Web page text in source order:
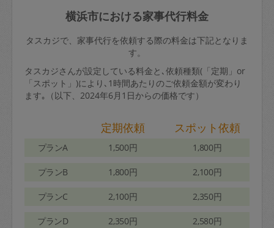
横浜市における家事代行料金
タスカジで、家事代行を依頼する際の料金は下記となりま
す。
タスカジさんが設定している料金と､依頼種類(「定期」or
「スポット」)により､1時間あたりのご依頼金額が変わり
ます｡（以下、2024年6月1日からの価格です）
定期依頼 スポット依頼
プランA 1,500円 1,800円
プランB 1,800円 2,100円
プランC 2,100円 2,350円
プランD 2,350円 2,580円